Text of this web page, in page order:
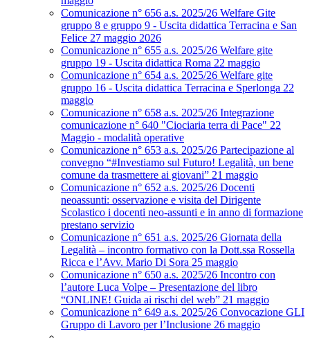
Comunicazione n° 656 a.s. 2025/26 Welfare Gite
gruppo 8 e gruppo 9 - Uscita didattica Terracina e San
Felice 27 maggio 2026
Comunicazione n° 655 a.s. 2025/26 Welfare gite
gruppo 19 - Uscita didattica Roma 22 maggio
Comunicazione n° 654 a.s. 2025/26 Welfare gite
gruppo 16 - Uscita didattica Terracina e Sperlonga 22
maggio
Comunicazione n° 658 a.s. 2025/26 Integrazione
comunicazione n° 640 "Ciociaria terra di Pace" 22
Maggio - modalità operative
Comunicazione n° 653 a.s. 2025/26 Partecipazione al
convegno “#Investiamo sul Futuro! Legalità, un bene
comune da trasmettere ai giovani” 21 maggio
Comunicazione n° 652 a.s. 2025/26 Docenti
neoassunti: osservazione e visita del Dirigente
Scolastico i docenti neo-assunti e in anno di formazione
prestano servizio
Comunicazione n° 651 a.s. 2025/26 Giornata della
Legalità – incontro formativo con la Dott.ssa Rossella
Ricca e l’Avv. Mario Di Sora 25 maggio
Comunicazione n° 650 a.s. 2025/26 Incontro con
l’autore Luca Volpe – Presentazione del libro
“ONLINE! Guida ai rischi del web” 21 maggio
Comunicazione n° 649 a.s. 2025/26 Convocazione GLI
Gruppo di Lavoro per l’Inclusione 26 maggio